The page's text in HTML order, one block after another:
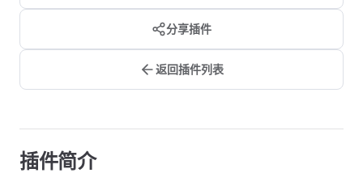
分享插件
返回插件列表
插件简介